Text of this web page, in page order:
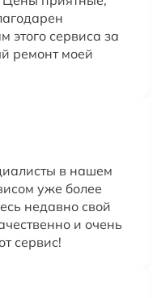
этого сервиса за
ремонт моей
в нашем
уже более
недавно свой
и очень
сервис!